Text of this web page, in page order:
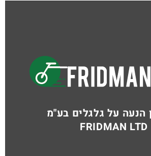
הנעה על גלגלים בע"מ
FRIDMAN LTD